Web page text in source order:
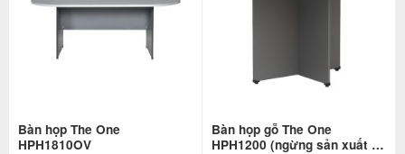
Bàn họp The One
HPH1810OV
Bàn họp gỗ The One
HPH1200 (ngừng sản xuất –